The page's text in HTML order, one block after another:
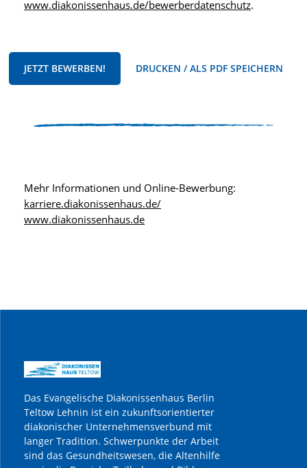
www.diakonissenhaus.de/bewerberdatenschutz.
JETZT BEWERBEN! DRUCKEN / ALS PDF SPEICHERN
Mehr Informationen und Online-Bewerbung:
karriere.diakonissenhaus.de/
www.diakonissenhaus.de
Das Evangelische Diakonissenhaus Berlin
Teltow Lehnin ist ein zukunftsorientierter
diakonischer Unternehmensverbund mit
langer Tradition. Schwerpunkte der Arbeit
sind das Gesundheitswesen, die Altenhilfe